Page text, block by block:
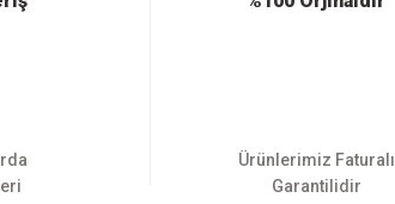
Ürünlerimiz Faturalı
Garantilidir